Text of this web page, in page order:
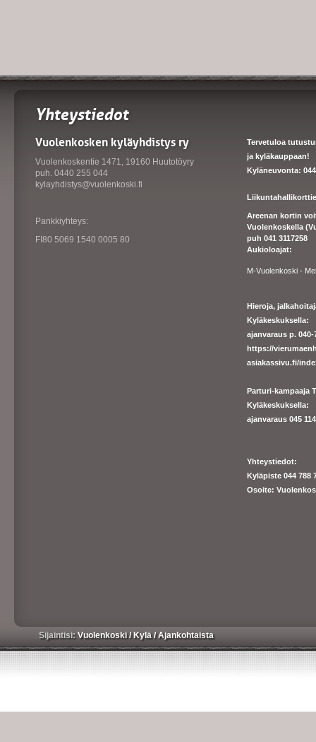
Yhteystiedot
Vuolenkosken kyläyhdistys ry
Vuolenkoskentie 1471, 19160 Huutotöyry
puh. 0440 255 044
kylayhdistys@vuolenkoski.fi
Pankkiyhteys:
FI80 5069 1540 0005 80
Tervetuloa
ja kyläkauppaan!
Kyläneuvonta: 044
Areenan kortin
Vuolenkoskella
puh 041 3117258
Aukioloajat:
M-Vuolenkoski -
Hieroja,
Kyläkeskuksella:
ajanvaraus p.
https://
asiakassivu.fi/
Parturi-kampaaja
Kyläkeskuksella:
ajanvaraus 045
Yhteystiedot:
Kyläpiste 044 788
Osoite:
Sijaintisi:Vuolenkoski/ Kylä/Ajankohtaista